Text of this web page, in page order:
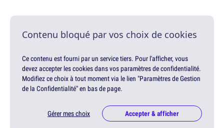
Contenu bloqué par vos choix de cookies
Ce contenu est fourni par un service tiers. Pour l'afficher, vous
devez accepter les cookies dans vos paramètres de confidentialité.
Modifiez ce choix à tout moment via le lien "Paramètres de Gestion
de la Confidentialité" en bas de page.
Gérer mes choix Accepter & afficher